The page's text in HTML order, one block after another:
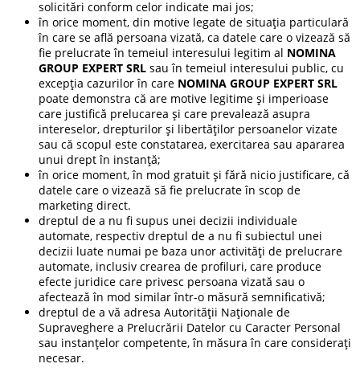
solicitări conform celor indicate mai jos;
în orice moment, din motive legate de situația particulară
în care se află persoana vizată, ca datele care o vizează să
fie prelucrate în temeiul interesului legitim al NOMINA
GROUP EXPERT SRL sau în temeiul interesului public, cu
excepția cazurilor în care NOMINA GROUP EXPERT SRL
poate demonstra că are motive legitime și imperioase
care justifică prelucarea și care prevalează asupra
intereselor, drepturilor și libertăților persoanelor vizate
sau că scopul este constatarea, exercitarea sau apararea
unui drept în instanță;
în orice moment, în mod gratuit și fără nicio justificare, că
datele care o vizează să fie prelucrate în scop de
marketing direct.
dreptul de a nu fi supus unei decizii individuale
automate, respectiv dreptul de a nu fi subiectul unei
decizii luate numai pe baza unor activități de prelucrare
automate, inclusiv crearea de profiluri, care produce
efecte juridice care privesc persoana vizată sau o
afectează în mod similar într-o măsură semnificativă;
dreptul de a vă adresa Autorităţii Naţionale de
Supraveghere a Prelucrării Datelor cu Caracter Personal
sau instanțelor competente, în măsura în care considerați
necesar.